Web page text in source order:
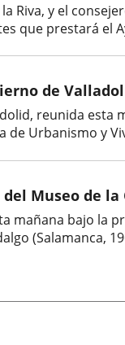
Riva, y el
que prestará el
de
reunida
Urbanismo y
Museo de la
mañana bajo la
(Salamanca,